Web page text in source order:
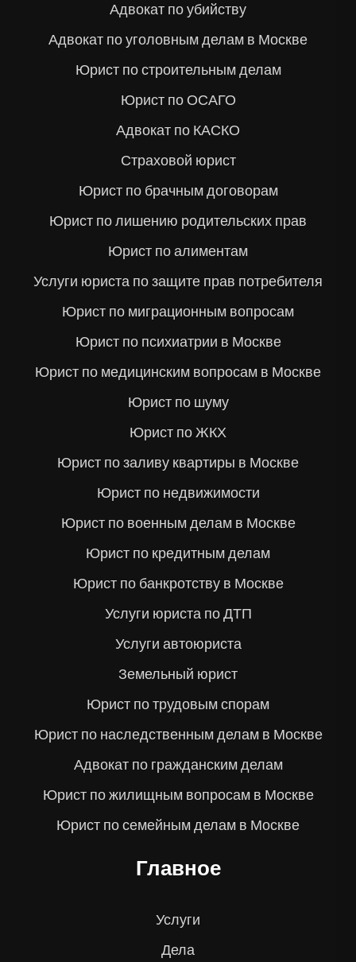
Адвокат по убийству
Адвокат по уголовным делам в Москве
Юрист по строительным делам
Юрист по ОСАГО
Адвокат по КАСКО
Страховой юрист
Юрист по брачным договорам
Юрист по лишению родительских прав
Юрист по алиментам
Услуги юриста по защите прав потребителя
Юрист по миграционным вопросам
Юрист по психиатрии в Москве
Юрист по медицинским вопросам в Москве
Юрист по шуму
Юрист по ЖКХ
Юрист по заливу квартиры в Москве
Юрист по недвижимости
Юрист по военным делам в Москве
Юрист по кредитным делам
Юрист по банкротству в Москве
Услуги юриста по ДТП
Услуги автоюриста
Земельный юрист
Юрист по трудовым спорам
Юрист по наследственным делам в Москве
Адвокат по гражданским делам
Юрист по жилищным вопросам в Москве
Юрист по семейным делам в Москве
Главное
Услуги
Дела